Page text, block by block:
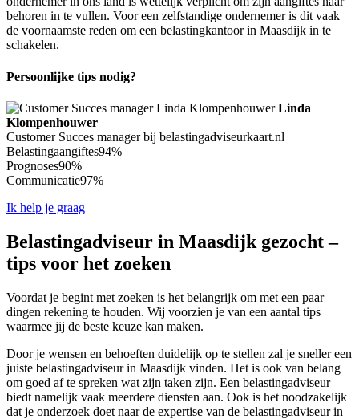
behoren in te vullen. Voor een zelfstandige ondernemer is dit vaak
de voornaamste reden om een belastingkantoor in Maasdijk in te
schakelen.
Persoonlijke tips nodig?
Linda
Klompenhouwer
Customer Succes manager bij belastingadviseurkaart.nl
Belastingaangiftes94%
Prognoses90%
Communicatie97%
Ik help je graag
Belastingadviseur in Maasdijk gezocht –
tips voor het zoeken
Voordat je begint met zoeken is het belangrijk om met een paar
dingen rekening te houden. Wij voorzien je van een aantal tips
waarmee jij de beste keuze kan maken.
Door je wensen en behoeften duidelijk op te stellen zal je sneller een
juiste belastingadviseur in Maasdijk vinden. Het is ook van belang
om goed af te spreken wat zijn taken zijn. Een belastingadviseur
biedt namelijk vaak meerdere diensten aan. Ook is het noodzakelijk
dat je onderzoek doet naar de expertise van de belastingadviseur in